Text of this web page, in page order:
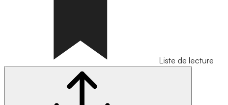
Liste de lecture